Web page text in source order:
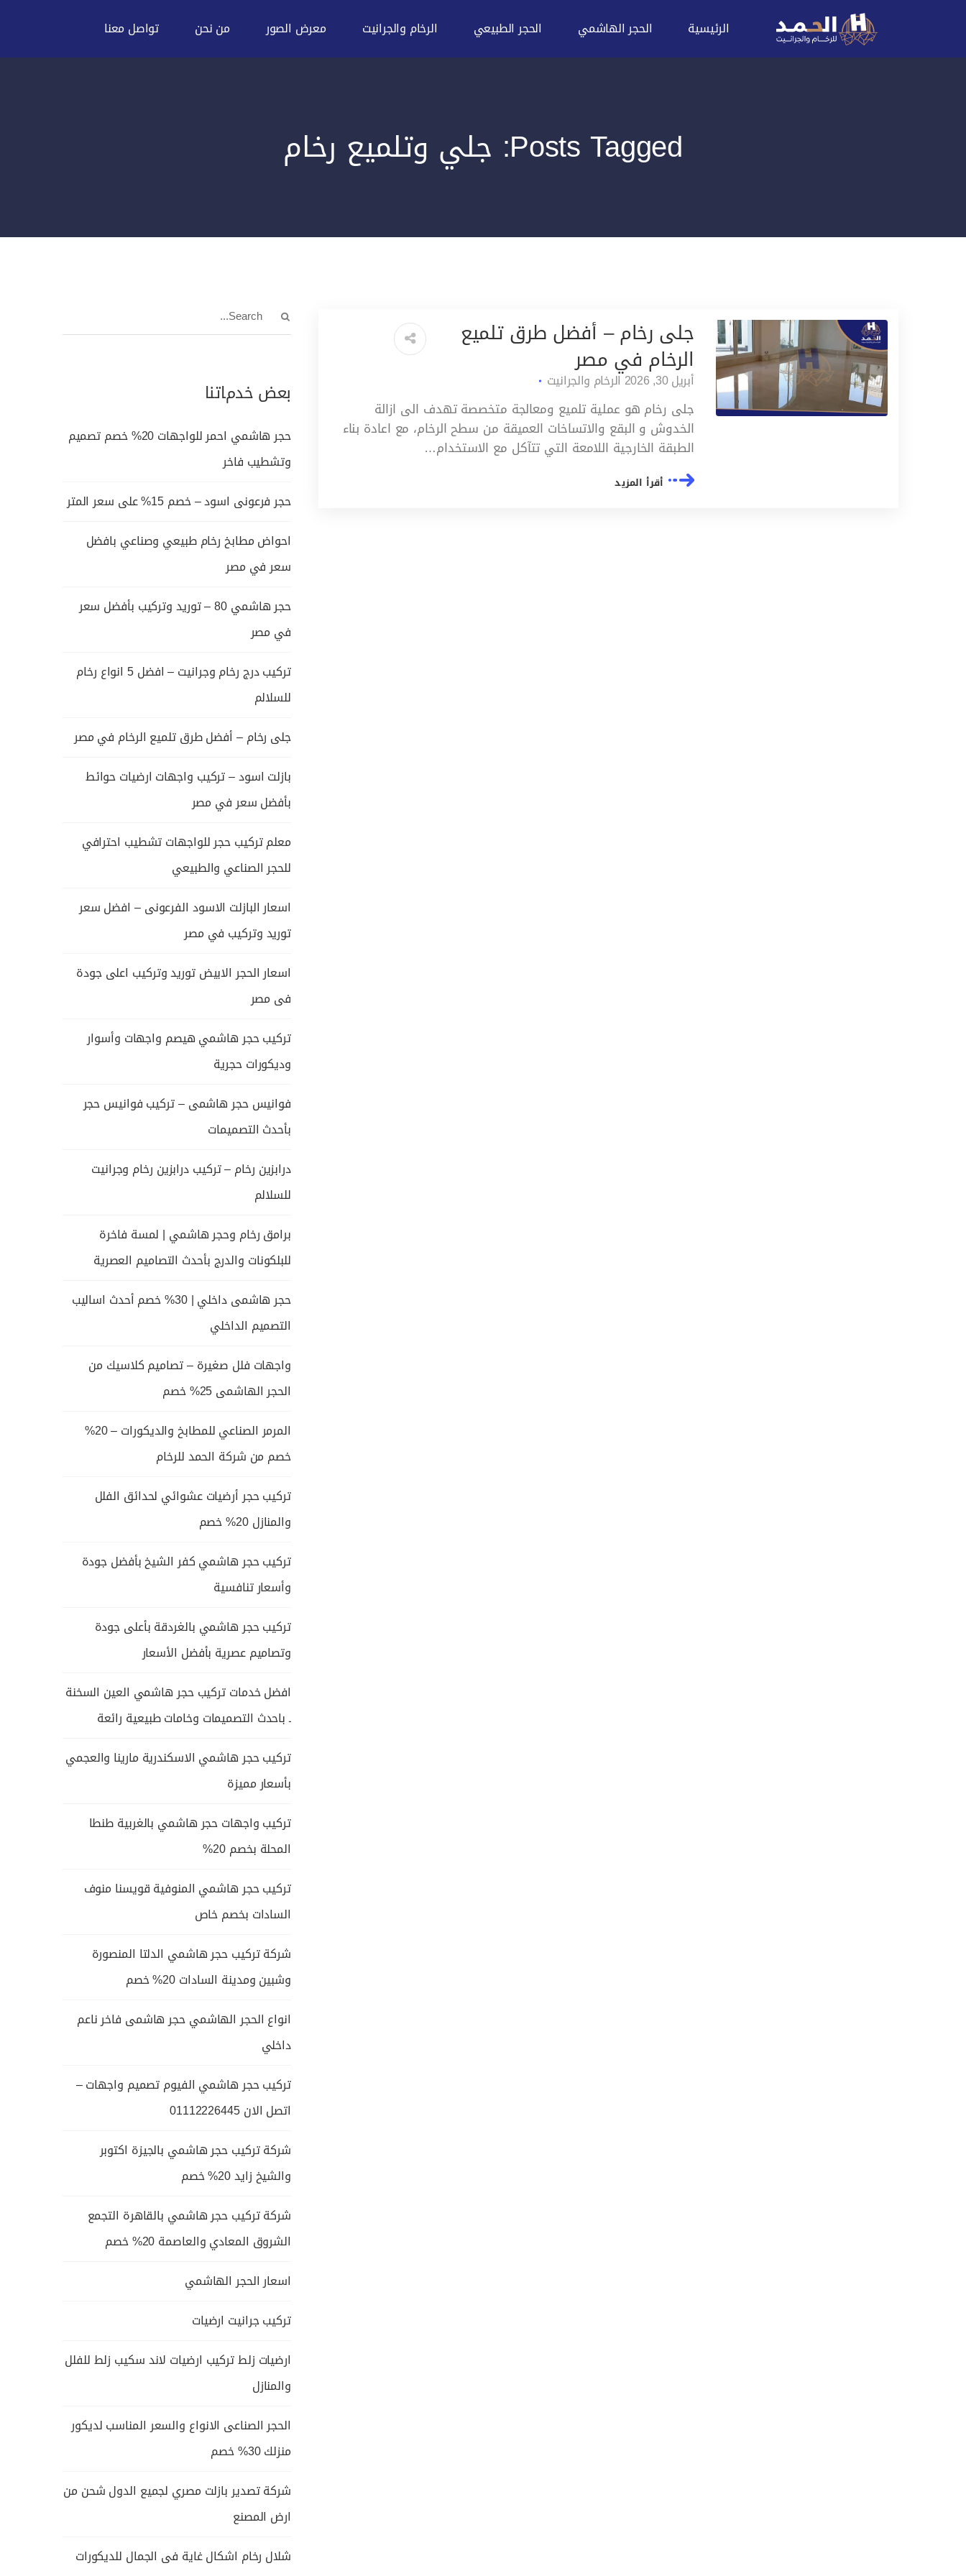
الرئيسية الحجر الهاشمي الحجر الطبيعي الرخام والجرانيت معرض الصور من نحن تواصل معنا
Posts Tagged: جلي وتلميع رخام
جلى رخام – أفضل طرق تلميع
الرخام في مصر
أبريل 30, 2026 الرخام والجرانيت
جلى رخام هو عملية تلميع ومعالجة متخصصة تهدف الى ازالة
الخدوش و البقع والاتساخات العميقة من سطح الرخام، مع اعادة بناء
الطبقة الخارجية اللامعة التي تتآكل مع الاستخدام…
أقرأ المزيد
بعض خدماتنا
حجر هاشمي احمر للواجهات 20% خصم تصميم
وتشطيب فاخر
حجر فرعونى اسود – خصم 15% على سعر المتر
احواض مطابخ رخام طبيعي وصناعي بافضل
سعر في مصر
حجر هاشمي 80 – توريد وتركيب بأفضل سعر
في مصر
تركيب درج رخام وجرانيت – افضل 5 انواع رخام
للسلالم
جلى رخام – أفضل طرق تلميع الرخام في مصر
بازلت اسود – تركيب واجهات ارضيات حوائط
بأفضل سعر في مصر
معلم تركيب حجر للواجهات تشطيب احترافي
للحجر الصناعي والطبيعي
اسعار البازلت الاسود الفرعونى – افضل سعر
توريد وتركيب في مصر
اسعار الحجر الابيض توريد وتركيب اعلى جودة
فى مصر
تركيب حجر هاشمي هيصم واجهات وأسوار
وديكورات حجرية
فوانيس حجر هاشمى – تركيب فوانيس حجر
بأحدث التصميمات
درابزين رخام – تركيب درابزين رخام وجرانيت
للسلالم
برامق رخام وحجر هاشمي | لمسة فاخرة
للبلكونات والدرج بأحدث التصاميم العصرية
حجر هاشمى داخلي | 30% خصم أحدث اساليب
التصميم الداخلي
واجهات فلل صغيرة – تصاميم كلاسيك من
الحجر الهاشمى 25% خصم
المرمر الصناعي للمطابخ والديكورات – 20%
خصم من شركة الحمد للرخام
تركيب حجر أرضيات عشوائي لحدائق الفلل
والمنازل 20% خصم
تركيب حجر هاشمي كفر الشيخ بأفضل جودة
وأسعار تنافسية
تركيب حجر هاشمي بالغردقة بأعلى جودة
وتصاميم عصرية بأفضل الأسعار
افضل خدمات تركيب حجر هاشمي العين السخنة
ـ باحدث التصميمات وخامات طبيعية رائعة
تركيب حجر هاشمي الاسكندرية مارينا والعجمي
بأسعار مميزة
تركيب واجهات حجر هاشمي بالغربية طنطا
المحلة بخصم 20%
تركيب حجر هاشمي المنوفية قويسنا منوف
السادات بخصم خاص
شركة تركيب حجر هاشمي الدلتا المنصورة
وشبين ومدينة السادات 20% خصم
انواع الحجر الهاشمي حجر هاشمى فاخر ناعم
داخلي
تركيب حجر هاشمي الفيوم تصميم واجهات –
اتصل الان 01112226445
شركة تركيب حجر هاشمي بالجيزة اكتوبر
والشيخ زايد 20% خصم
شركة تركيب حجر هاشمي بالقاهرة التجمع
الشروق المعادي والعاصمة 20% خصم
اسعار الحجر الهاشمي
تركيب جرانيت ارضيات
ارضيات زلط تركيب ارضيات لاند سكيب زلط للفلل
والمنازل
الحجر الصناعى الانواع والسعر المناسب لديكور
منزلك 30% خصم
شركة تصدير بازلت مصري لجميع الدول شحن من
ارض المصنع
شلال رخام اشكال غاية فى الجمال للديكورات